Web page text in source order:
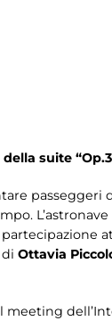
suite
passeggeri
Ottavia
meeting